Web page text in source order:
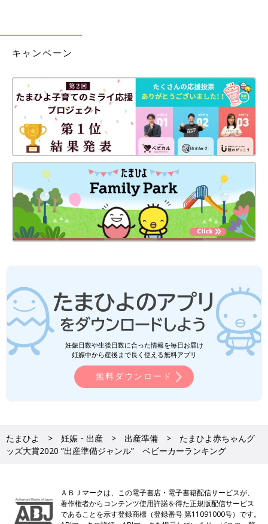
キャンペーン
妊娠日数や生後日数に合った情報を毎日お届け
妊娠中から産後まで長く使える無料アプリ
無料ダウンロード
たまひよ 妊娠・出産 出産準備
たまひよ赤ちゃんグ
ッズ大賞2020 ”出産準備ジャンル” ベビーカーランキング
ＡＢＪマークは、この電子書店・電子書籍配信サービスが、
著作権者からコンテンツ使用許諾を得た正規版配信サービス
であることを示す登録商標（登録番号 第11091000号）です。